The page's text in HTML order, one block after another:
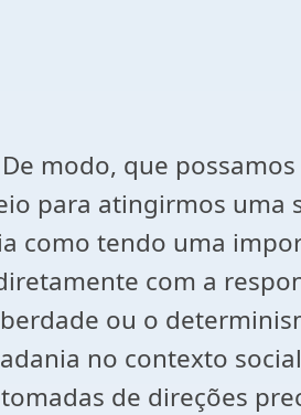
modo, que possamos
para atingirmos uma
como tendo uma
com a
ou o
no contexto
de direções